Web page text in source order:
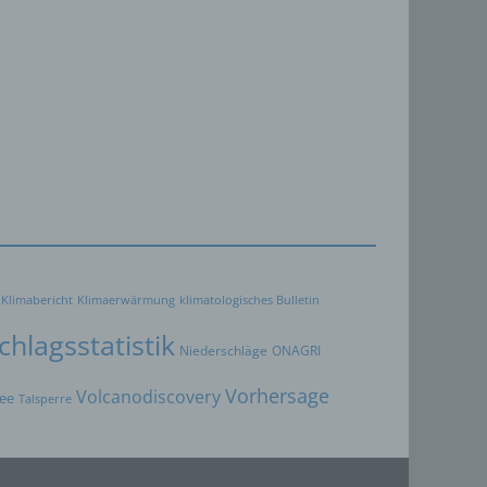
Klimabericht Klimaerwärmung klimatologisches Bulletin
Niederschläge ONAGRI
Talsperre VolcanodiscoveryVorhersage
und